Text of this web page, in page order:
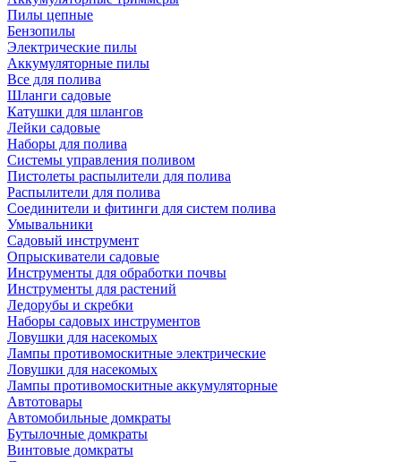
Пилы цепные
Бензопилы
Электрические пилы
Аккумуляторные пилы
Все для полива
Шланги садовые
Катушки для шлангов
Лейки садовые
Наборы для полива
Системы управления поливом
Пистолеты распылители для полива
Распылители для полива
Соединители и фитинги для систем полива
Умывальники
Садовый инструмент
Опрыскиватели садовые
Инструменты для обработки почвы
Инструменты для растений
Ледорубы и скребки
Наборы садовых инструментов
Ловушки для насекомых
Лампы противомоскитные электрические
Ловушки для насекомых
Лампы противомоскитные аккумуляторные
Автотовары
Автомобильные домкраты
Бутылочные домкраты
Винтовые домкраты